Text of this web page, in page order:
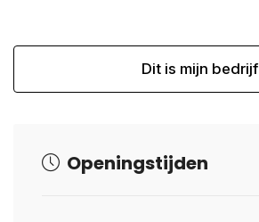
Dit is mijn bedrijf
Openingstijden